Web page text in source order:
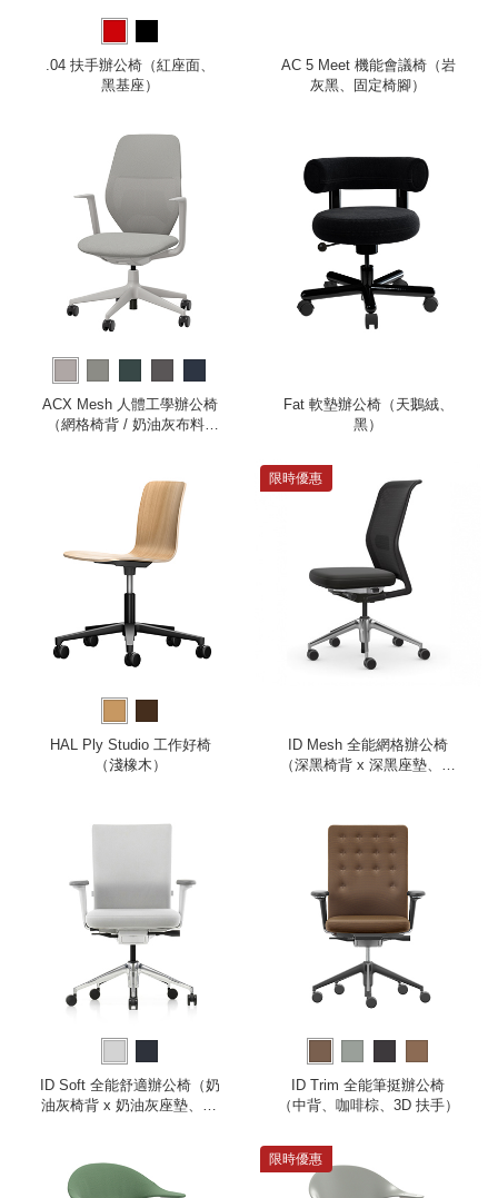
.04 扶手辦公椅（紅座面、
黑基座）
AC 5 Meet 機能會議椅（岩
灰黑、固定椅腳）
ACX Mesh 人體工學辦公椅
（網格椅背 / 奶油灰布料 /
Fat 軟墊辦公椅（天鵝絨、
黑）
HAL Ply Studio 工作好椅
（淺橡木）
限時優惠
ID Mesh 全能網格辦公椅
（深黑椅背 x 深黑座墊、無
ID Soft 全能舒適辦公椅（奶
油灰椅背 x 奶油灰座墊、2D
ID Trim 全能筆挺辦公椅
（中背、咖啡棕、3D 扶手）
限時優惠